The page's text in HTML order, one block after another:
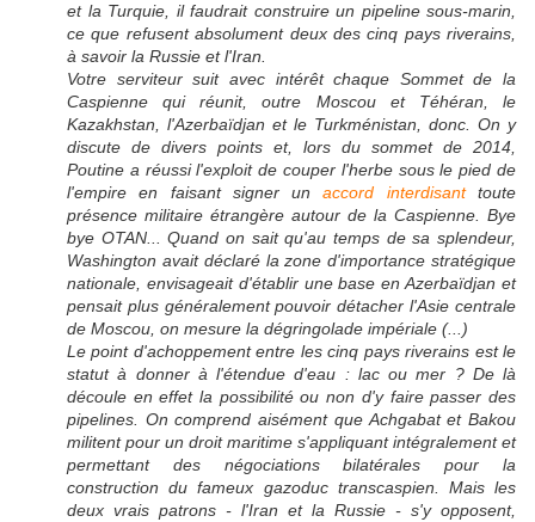
et la Turquie, il faudrait construire un pipeline sous-marin,
ce que refusent absolument deux des cinq pays riverains,
à savoir la Russie et l'Iran.
Votre serviteur suit avec intérêt chaque Sommet de la
Caspienne qui réunit, outre Moscou et Téhéran, le
Kazakhstan, l'Azerbaïdjan et le Turkménistan, donc. On y
discute de divers points et, lors du sommet de 2014,
Poutine a réussi l'exploit de couper l'herbe sous le pied de
l'empire en faisant signer unaccord interdisanttoute
présence militaire étrangère autour de la Caspienne. Bye
bye OTAN... Quand on sait qu'au temps de sa splendeur,
Washington avait déclaré la zone d'importance stratégique
nationale, envisageait d'établir une base en Azerbaïdjan et
pensait plus généralement pouvoir détacher l'Asie centrale
de Moscou, on mesure la dégringolade impériale (...)
Le point d'achoppement entre les cinq pays riverains est le
statut à donner à l'étendue d'eau : lac ou mer ? De là
découle en effet la possibilité ou non d'y faire passer des
pipelines. On comprend aisément que Achgabat et Bakou
militent pour un droit maritime s'appliquant intégralement et
permettant des négociations bilatérales pour la
construction du fameux gazoduc transcaspien. Mais les
deux vrais patrons - l'Iran et la Russie - s'y opposent,